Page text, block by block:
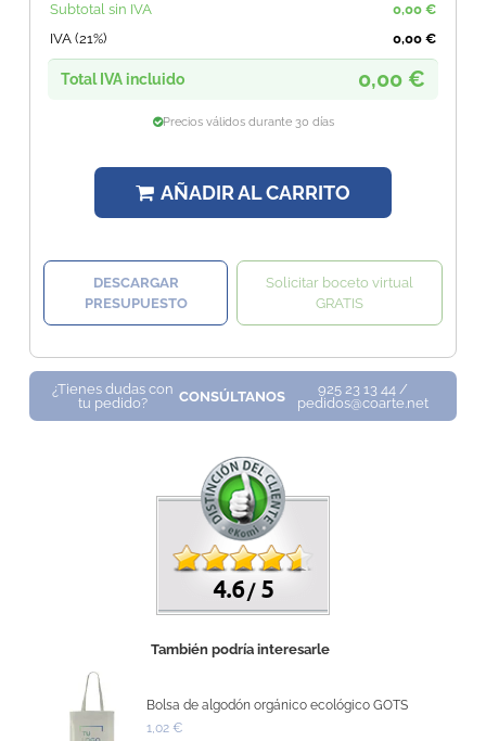
Subtotal sin IVA
0,00 €
IVA (21%)
0,00 €
Total IVA incluido 0,00 €
Precios válidos durante 30 días
AÑADIR AL CARRITO
DESCARGAR
PRESUPUESTO
Solicitar boceto virtual
GRATIS
¿Tienes dudas con
tu pedido?
CONSÚLTANOS
925 23 13 44 /
pedidos@coarte.net
4.6 /5
También podría interesarle
Bolsa de algodón orgánico ecológico GOTS
1,02 €